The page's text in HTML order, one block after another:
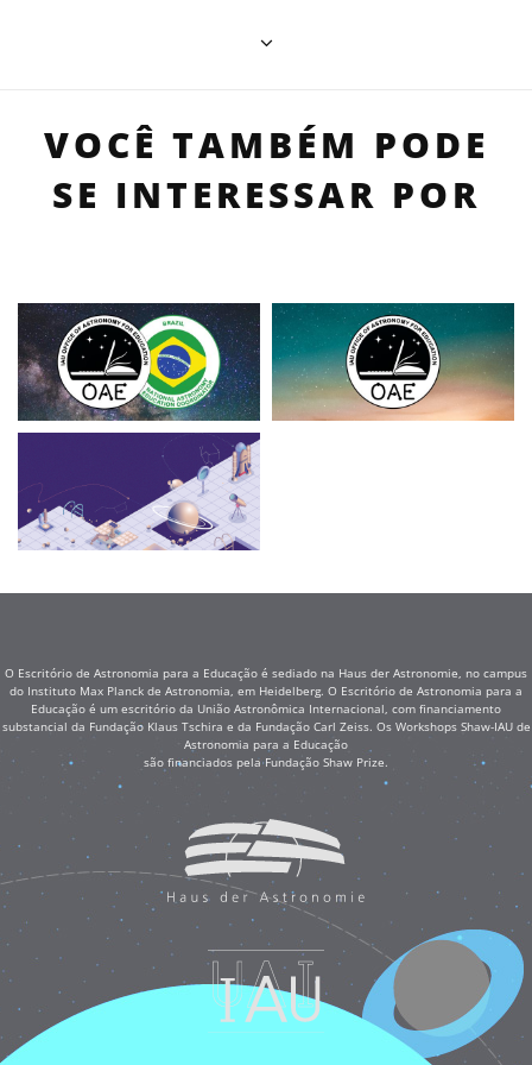
VOCÊ TAMBÉM PODE
SE INTERESSAR POR
O Escritório de Astronomia para a Educação é sediado na Haus der Astronomie, no campus
do Instituto Max Planck de Astronomia, em Heidelberg. O Escritório de Astronomia para a
Educação é um escritório da União Astronômica Internacional, com financiamento
substancial da Fundação Klaus Tschira e da Fundação Carl Zeiss. Os Workshops Shaw-IAU de
Astronomia para a Educação
são financiados pela Fundação Shaw Prize.